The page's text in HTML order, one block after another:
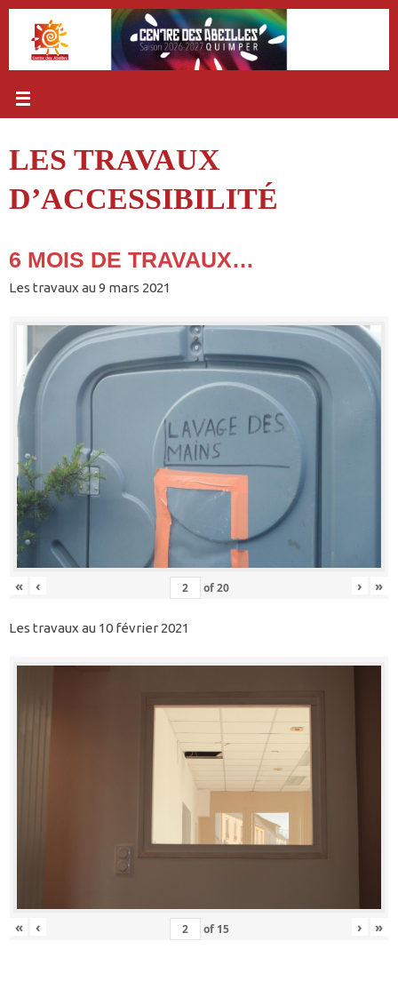
Passer
contenu
LES TRAVAUX
D’ACCESSIBILITÉ
6 MOIS DE TRAVAUX…
Les travaux au 9 mars 2021
« ‹ of20 › »
Les travaux au 10 février 2021
« ‹ of 15 › »